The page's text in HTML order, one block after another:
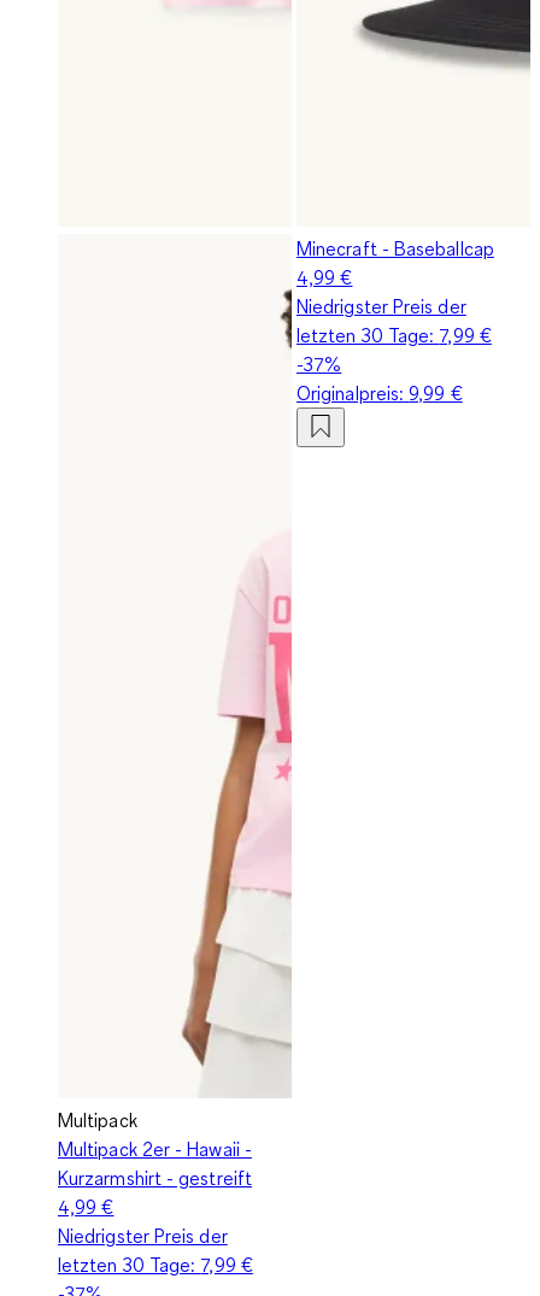
Multipack
Multipack 2er - Hawaii -
Kurzarmshirt - gestreift
4,99 €
Niedrigster Preis der
letzten 30 Tage: 7,99 €
Minecraft - Baseballcap
4,99 €
Niedrigster Preis der
letzten 30 Tage: 7,99 €
-37%
Originalpreis:9,99 €